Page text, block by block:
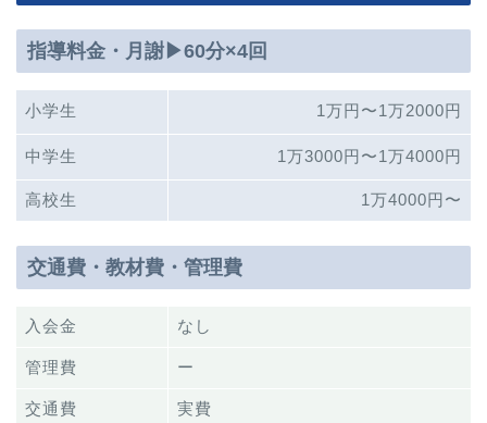
指導料金・月謝▶︎60分×4回
小学生 1万円〜1万2000円
中学生 1万3000円〜1万4000円
高校生 1万4000円〜
交通費・教材費・管理費
入会金 なし
管理費 ー
交通費 実費